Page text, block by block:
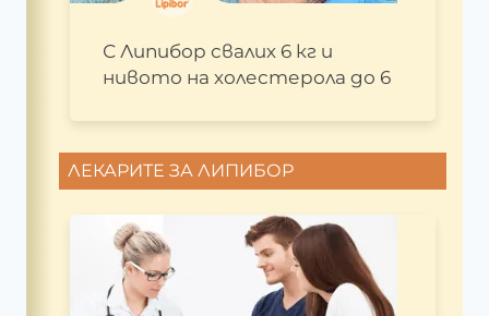
С Липибор свалих 6 кг и
нивото на холестерола до 6
ЛЕКАРИТЕ ЗА ЛИПИБОР